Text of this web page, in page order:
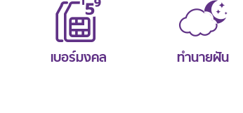
เบอร์มงคล ทำนายฝัน